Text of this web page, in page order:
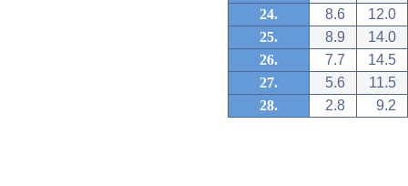
24.
8.6
12.0
25.
8.9
14.0
26.
7.7
14.5
27.
5.6
11.5
28.
2.8 9.2